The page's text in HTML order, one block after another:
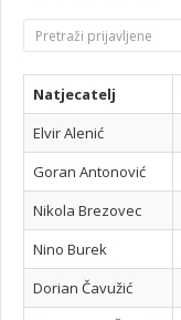
Natjecatelj
Elvir Alenić
Goran Antonović
Nikola Brezovec
Nino Burek
Dorian Čavužić